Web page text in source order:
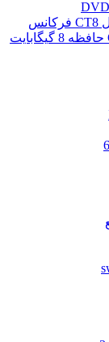
رم کامپیوتر کروشیال تک کاناله مدل CT8 فرکانس